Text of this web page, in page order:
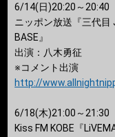
6/14(日)20:20～20:40
ニッポン放送『三代目
BASE』
出演：八木勇征
※コメント出演
http://
6/18(木)21:00～21:30
Kiss FM KOBE『